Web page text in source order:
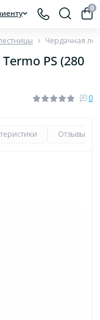
0
Чердачная
PS (280
0
Отзывы